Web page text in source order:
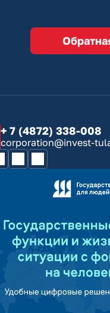
+ 7 (4872) 338-008
corporation@invest-